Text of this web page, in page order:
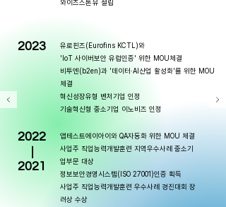
​와이즈스톤유 설립
2023
유로핀즈(Eurofins KCTL)와
'IoT 사이버보안 유럽인증' 위한 MOU체결
비투엔(b2en)과 '데이터·AI산업 활성화'를 위한 MOU
체결
혁신성장유형 벤처기업 인정
기술혁신형 중소기업 이노비즈 인정
2022
2021
앱테스트에이아이와 QA자동화 위한 MOU 체결
사업주 직업능력개발훈련 지역우수사례 중소기
업부문 대상
정보보안경영시스템(ISO 27001)인증 획득
사업주 직업능력개발훈련 우수사례 경진대회 장
려상 수상